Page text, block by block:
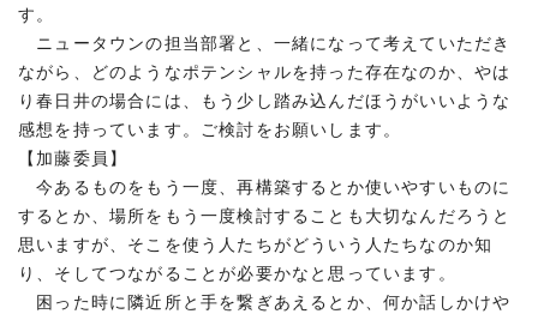
す。
ニュータウンの担当部署と、一緒になって考えていただき
ながら、どのようなポテンシャルを持った存在なのか、やは
り春日井の場合には、もう少し踏み込んだほうがいいような
感想を持っています。ご検討をお願いします。
【加藤委員】
今あるものをもう一度、再構築するとか使いやすいものに
するとか、場所をもう一度検討することも大切なんだろうと
思いますが、そこを使う人たちがどういう人たちなのか知
り、そしてつながることが必要かなと思っています。
困った時に隣近所と手を繋ぎあえるとか、何か話しかけや